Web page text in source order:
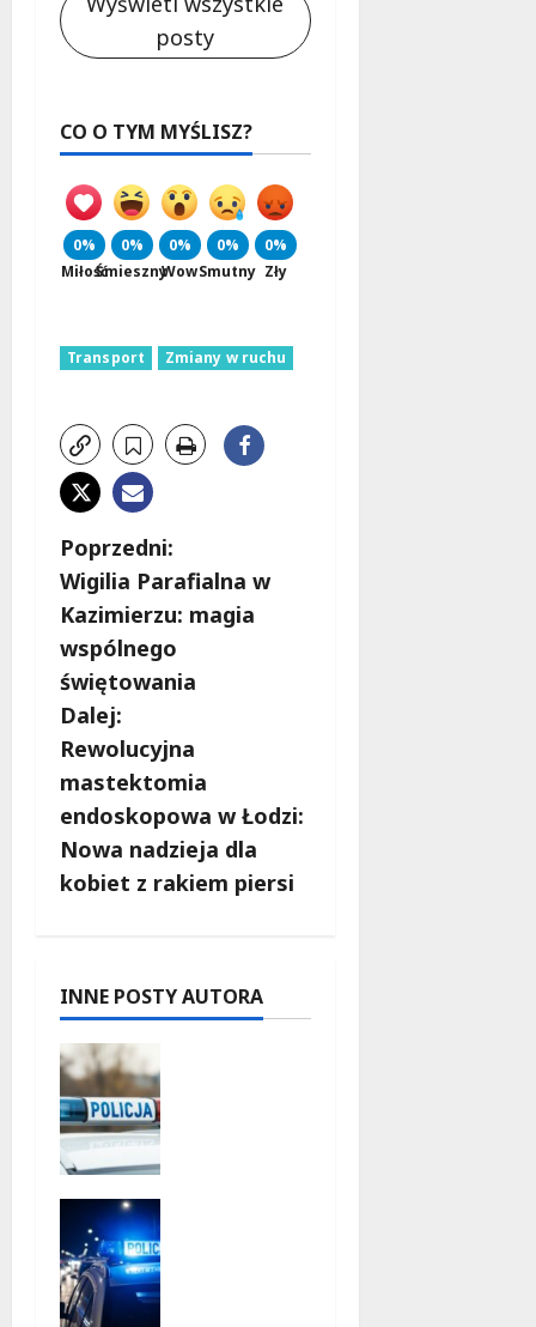
posty
CO O TYM MYŚLISZ?
0%
Miłość
0%
Śmieszny
0%
Wow
0%
Smutny
0%
Zły
Transport Zmiany w ruchu
Z
o
b
a
c
z
w
p
s
y
Poprzedni:
Wigilia Parafialna w
Kazimierzu: magia
wspólnego
świętowania
Dalej:
Rewolucyjna
mastektomia
endoskopowa w Łodzi:
Nowa nadzieja dla
kobiet z rakiem piersi
INNE POSTY AUTORA